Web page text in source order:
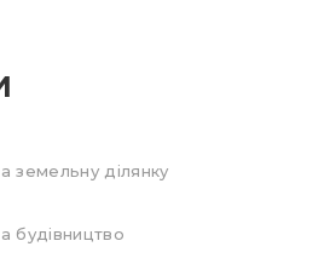
земельну ділянку
будівництво